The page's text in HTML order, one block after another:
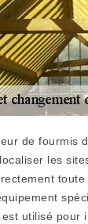
de fourmis
les
toute
utilisé pour